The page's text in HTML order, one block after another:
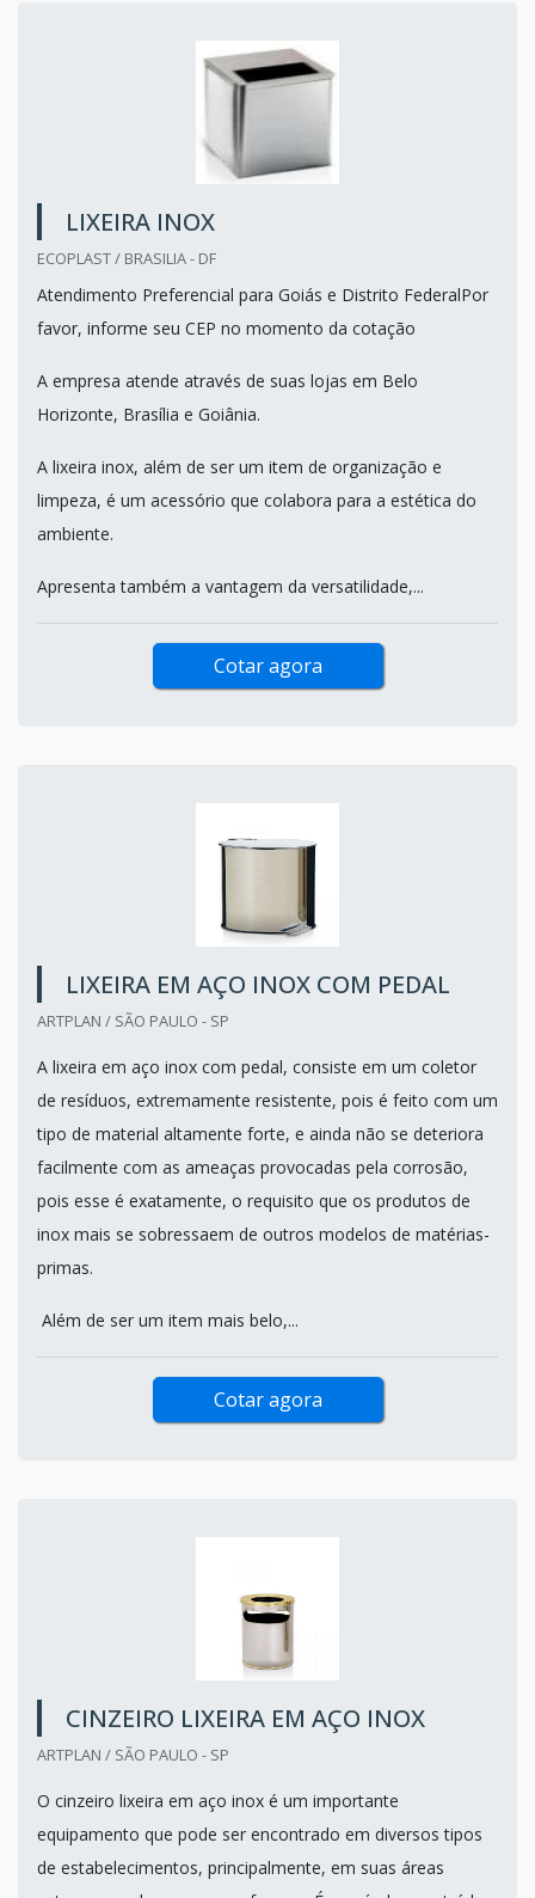
LIXEIRA INOX
ECOPLAST / BRASILIA - DF
Atendimento Preferencial para Goiás e Distrito FederalPor
favor, informe seu CEP no momento da cotação
A empresa atende através de suas lojas em Belo
Horizonte, Brasília e Goiânia.
A lixeira inox, além de ser um item de organização e
limpeza, é um acessório que colabora para a estética do
ambiente.
Apresenta também a vantagem da versatilidade,...
Cotar agora
LIXEIRA EM AÇO INOX COM PEDAL
ARTPLAN / SÃO PAULO - SP
A lixeira em aço inox com pedal, consiste em um coletor
de resíduos, extremamente resistente, pois é feito com um
tipo de material altamente forte, e ainda não se deteriora
facilmente com as ameaças provocadas pela corrosão,
pois esse é exatamente, o requisito que os produtos de
inox mais se sobressaem de outros modelos de matérias-
primas.
Além de ser um item mais belo,...
Cotar agora
CINZEIRO LIXEIRA EM AÇO INOX
ARTPLAN / SÃO PAULO - SP
O cinzeiro lixeira em aço inox é um importante
equipamento que pode ser encontrado em diversos tipos
de estabelecimentos, principalmente, em suas áreas